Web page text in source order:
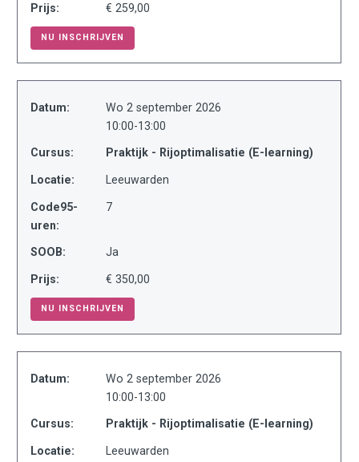
Prijs: € 259,00
NU INSCHRIJVEN
Datum:
Wo 2 september 2026
10:00-13:00
Cursus: Praktijk - Rijoptimalisatie (E-learning)
Locatie: Leeuwarden
Code95-
uren:
7
SOOB: Ja
Prijs: € 350,00
NU INSCHRIJVEN
Datum:
Wo 2 september 2026
10:00-13:00
Cursus: Praktijk - Rijoptimalisatie (E-learning)
Locatie: Leeuwarden